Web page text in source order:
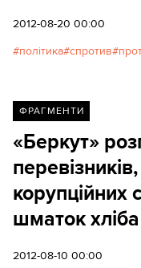
2012-08-20 00:00
політика спротив
ФРАГМЕНТИ
«Беркут»
корупційних
шматок хліба
2012-08-10 00:00